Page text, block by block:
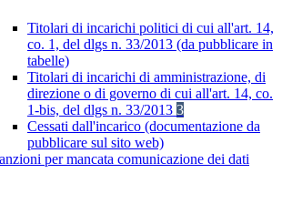
Titolari di incarichi politici di cui all'art. 14,
co. 1, del dlgs n. 33/2013 (da pubblicare in
tabelle)
Titolari di incarichi di amministrazione, di
direzione o di governo di cui all'art. 14, co.
1-bis, del dlgs n. 33/2013 3
Cessati dall'incarico (documentazione da
pubblicare sul sito web)
per mancata comunicazione dei dati